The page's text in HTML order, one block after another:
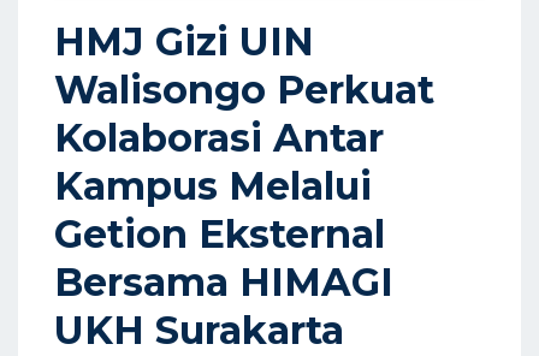
O
N
HMJ Gizi UIN
Walisongo Perkuat
Kolaborasi Antar
Kampus Melalui
Getion Eksternal
Bersama HIMAGI
UKH Surakarta